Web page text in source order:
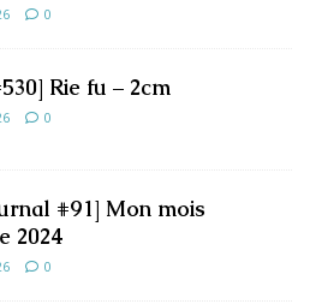
0
Rie fu – 2cm
0
#91] Mon mois
2024
0